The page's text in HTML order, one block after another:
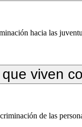
hacia las
viven
de las